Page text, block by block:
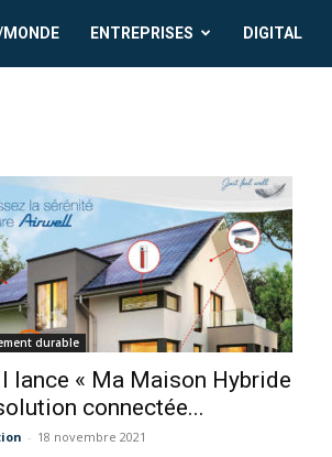
MONDE ENTREPRISES DIGITAL
durable
lance « Ma Maison Hybride
connectée...
- 18 novembre 2021